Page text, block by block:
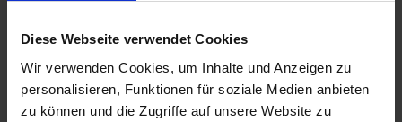
Diese Webseite verwendet Cookies
Wir verwenden Cookies, um Inhalte und Anzeigen zu
personalisieren, Funktionen für soziale Medien anbieten
zu können und die Zugriffe auf unsere Website zu
Versuchen Sie es bitte erneut oder
Fehler 404
Starten Sie eine neue Suche oder nutzen Sie einen dieser Links: